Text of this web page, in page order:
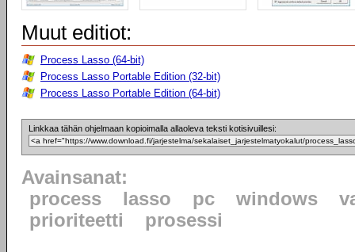
Muut editiot:
Process Lasso (64-bit)
Process Lasso Portable Edition (32-bit)
Process Lasso Portable Edition (64-bit)
Linkkaa tähän ohjelmaan kopioimalla allaoleva teksti kotisivuillesi:
Avainsanat:
process
lasso pc windows
prioriteetti
prosessi